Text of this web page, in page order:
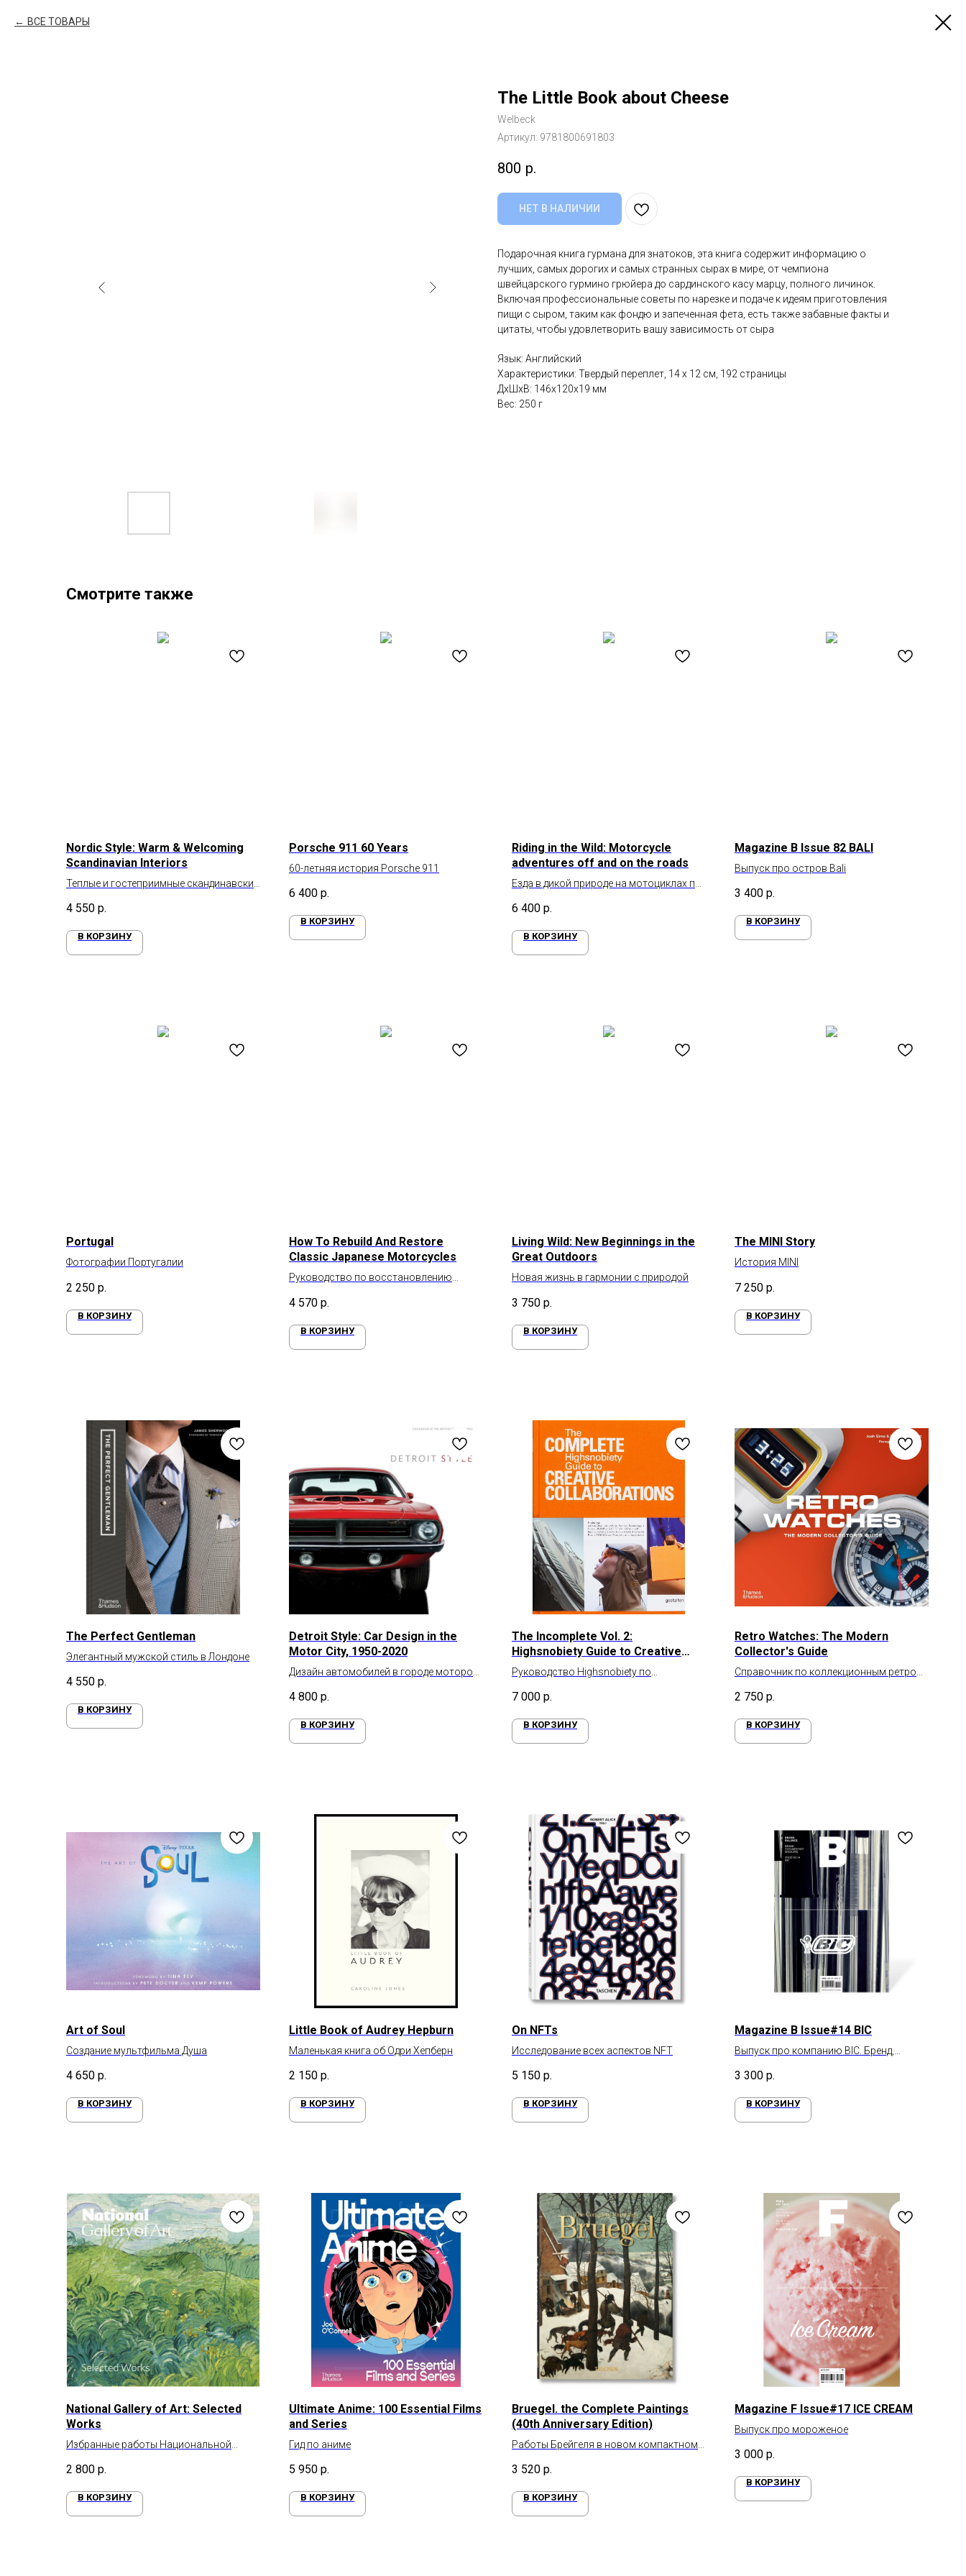
ВСЕ ТОВАРЫ
The Little Book about Cheese
Welbeck
Артикул: 9781800691803
800 р.
НЕТ В НАЛИЧИИ
Подарочная книга гурмана для знатоков, эта книга содержит информацию о
лучших, самых дорогих и самых странных сырах в мире, от чемпиона
швейцарского гурмино грюйера до сардинского касу марцу, полного личинок.
Включая профессиональные советы по нарезке и подаче к идеям приготовления
пищи с сыром, таким как фондю и запеченная фета, есть также забавные факты и
цитаты, чтобы удовлетворить вашу зависимость от сыра
Язык: Английский
Характеристики: Твердый переплет, 14 х 12 см, 192 страницы
ДxШxВ: 146x120x19 мм
Вес: 250 г
Смотрите также
Nordic Style: Warm & Welcoming
Scandinavian Interiors
Теплые и гостеприимные скандинавские
4 550 р.
В КОРЗИНУ
Porsche 911 60 Years
60-летняя история Porsche 911
6 400 р.
В КОРЗИНУ
Riding in the Wild: Motorcycle
adventures off and on the roads
Езда в дикой природе на мотоциклах по
6 400 р.
В КОРЗИНУ
Magazine B Issue 82 BALI
Выпуск про остров Bali
3 400 р.
В КОРЗИНУ
Portugal
Фотографии Португалии
2 250 р.
В КОРЗИНУ
How To Rebuild And Restore
Classic Japanese Motorcycles
Руководство по восстановлению
4 570 р.
В КОРЗИНУ
Living Wild: New Beginnings in the
Great Outdoors
Новая жизнь в гармонии с природой
3 750 р.
В КОРЗИНУ
The MINI Story
История MINI
7 250 р.
В КОРЗИНУ
The Perfect Gentleman
Элегантный мужской стиль в Лондоне
4 550 р.
В КОРЗИНУ
Detroit Style: Car Design in the
Motor City, 1950-2020
Дизайн автомобилей в городе моторов
4 800 р.
В КОРЗИНУ
The Incomplete Vol. 2:
Highsnobiety Guide to Creative
Collaborations
Руководство Highsnobiety по
7 000 р.
В КОРЗИНУ
Retro Watches: The Modern
Collector's Guide
Справочник по коллекционным ретро
2 750 р.
В КОРЗИНУ
Art of Soul
Создание мультфильма Душа
4 650 р.
В КОРЗИНУ
Little Book of Audrey Hepburn
Маленькая книга об Одри Хепберн
2 150 р.
В КОРЗИНУ
On NFTs
Исследование всех аспектов NFT
5 150 р.
В КОРЗИНУ
Magazine B Issue#14 BIC
Выпуск про компанию BIC. Бренд,
иконами повседневной жизни
3 300 р.
В КОРЗИНУ
National Gallery of Art: Selected
Works
Избранные работы Национальной
2 800 р.
В КОРЗИНУ
Ultimate Anime: 100 Essential Films
and Series
Гид по аниме
5 950 р.
В КОРЗИНУ
Bruegel. the Complete Paintings
(40th Anniversary Edition)
Работы Брейгеля в новом компактном
3 520 р.
В КОРЗИНУ
Magazine F Issue#17 ICE CREAM
Выпуск про мороженое
3 000 р.
В КОРЗИНУ